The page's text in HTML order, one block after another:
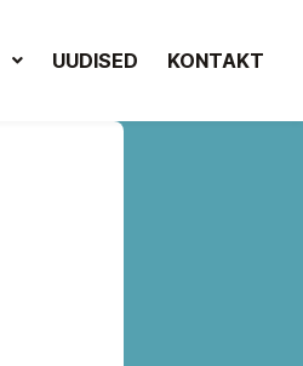
UUDISED KONTAKT